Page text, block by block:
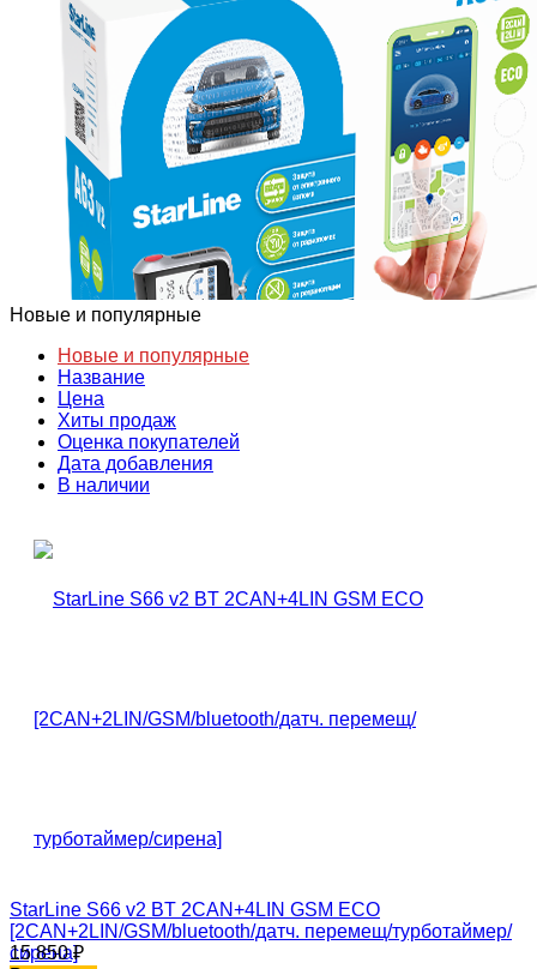
Новые и популярные
Новые и популярные
Название
Цена
Хиты продаж
Оценка покупателей
Дата добавления
В наличии
StarLine S66 v2 BT 2CAN+4LIN GSM ECO
[2CAN+2LIN/GSM/bluetooth/датч. перемещ/турботаймер/
сирена]
15 850₽